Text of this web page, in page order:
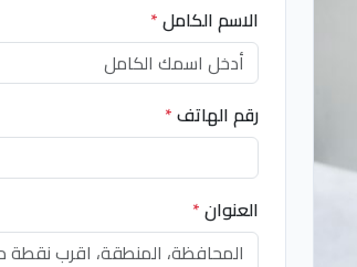
الاسم الكامل*
رقم الهاتف*
العنوان*